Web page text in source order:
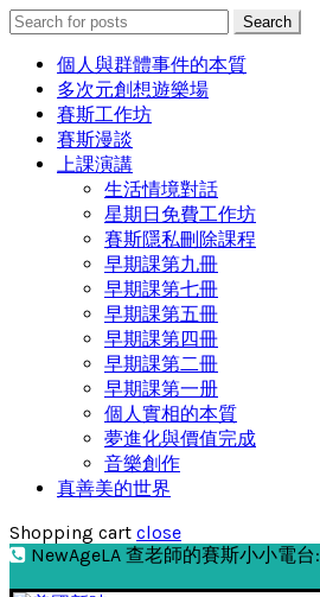
Search
for:
Search
個人與群體事件的本質
多次元創想遊樂場
賽斯工作坊
賽斯漫談
上課演講
生活情境對話
星期日免費工作坊
賽斯隱私刪除課程
早期課第九冊
早期課第七冊
早期課第五冊
早期課第四冊
早期課第二冊
早期課第一册
個人實相的本質
夢進化與價值完成
音樂創作
真善美的世界
Shopping cart close
NewAgeLA 查老師的賽斯小小電台: